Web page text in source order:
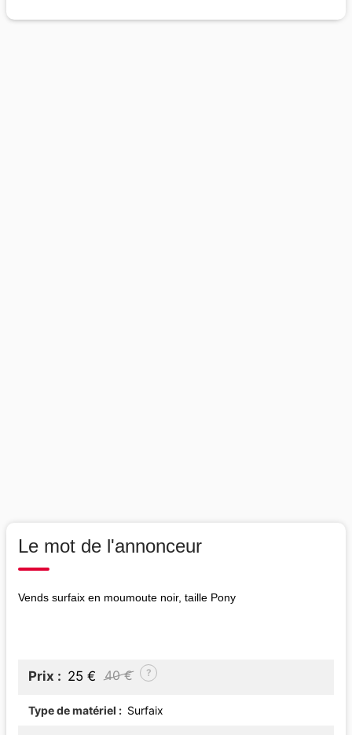
Le mot de l'annonceur
Vends surfaix en moumoute noir, taille Pony
Prix 25 € 40 € ?
Type de matériel Surfaix